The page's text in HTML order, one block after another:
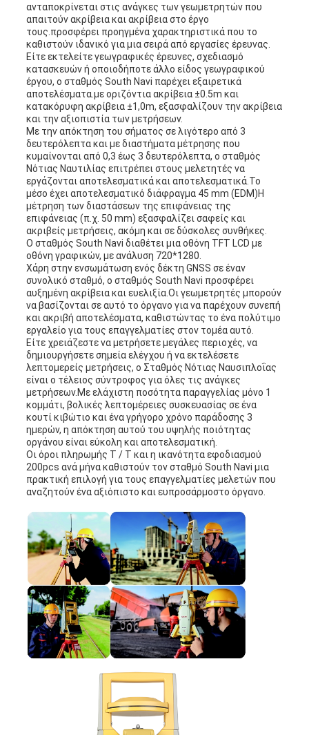
ανταποκρίνεται στις ανάγκες των γεωμετρητών που
απαιτούν ακρίβεια και ακρίβεια στο έργο
τους.προσφέρει προηγμένα χαρακτηριστικά που το
καθιστούν ιδανικό για μια σειρά από εργασίες έρευνας.
Είτε εκτελείτε γεωγραφικές έρευνες, σχεδιασμό
κατασκευών ή οποιοδήποτε άλλο είδος γεωγραφικού
έργου, ο σταθμός South Navi παρέχει εξαιρετικά
αποτελέσματα.με οριζόντια ακρίβεια ±0.5m και
κατακόρυφη ακρίβεια ±1,0m, εξασφαλίζουν την ακρίβεια
και την αξιοπιστία των μετρήσεων.
Με την απόκτηση του σήματος σε λιγότερο από 3
δευτερόλεπτα και με διαστήματα μέτρησης που
κυμαίνονται από 0,3 έως 3 δευτερόλεπτα, ο σταθμός
Νότιας Ναυτιλίας επιτρέπει στους μελετητές να
εργάζονται αποτελεσματικά και αποτελεσματικά.Το
μέσο έχει αποτελεσματικό διάφραγμα 45 mm (EDM)Η
μέτρηση των διαστάσεων της επιφάνειας της
επιφάνειας (π.χ. 50 mm) εξασφαλίζει σαφείς και
ακριβείς μετρήσεις, ακόμη και σε δύσκολες συνθήκες.
Ο σταθμός South Navi διαθέτει μια οθόνη TFT LCD με
οθόνη γραφικών, με ανάλυση 720*1280.
Χάρη στην ενσωμάτωση ενός δέκτη GNSS σε έναν
συνολικό σταθμό, ο σταθμός South Navi προσφέρει
αυξημένη ακρίβεια και ευελιξία.Οι γεωμετρητές μπορούν
να βασίζονται σε αυτό το όργανο για να παρέχουν συνεπή
και ακριβή αποτελέσματα, καθιστώντας το ένα πολύτιμο
εργαλείο για τους επαγγελματίες στον τομέα αυτό.
Είτε χρειάζεστε να μετρήσετε μεγάλες περιοχές, να
δημιουργήσετε σημεία ελέγχου ή να εκτελέσετε
λεπτομερείς μετρήσεις, ο Σταθμός Νότιας Ναυσιπλοΐας
είναι ο τέλειος σύντροφος για όλες τις ανάγκες
μετρήσεων.Με ελάχιστη ποσότητα παραγγελίας μόνο 1
κομμάτι, βολικές λεπτομέρειες συσκευασίας σε ένα
κουτί κιβώτιο και ένα γρήγορο χρόνο παράδοσης 3
ημερών, η απόκτηση αυτού του υψηλής ποιότητας
οργάνου είναι εύκολη και αποτελεσματική.
Οι όροι πληρωμής T / T και η ικανότητα εφοδιασμού
200pcs ανά μήνα καθιστούν τον σταθμό South Navi μια
πρακτική επιλογή για τους επαγγελματίες μελετών που
αναζητούν ένα αξιόπιστο και ευπροσάρμοστο όργανο.